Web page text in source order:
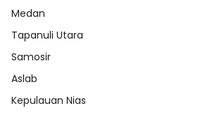
Medan
Tapanuli Utara
Samosir
Aslab
Kepulauan Nias